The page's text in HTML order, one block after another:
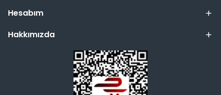
Hesabım
Hakkımızda